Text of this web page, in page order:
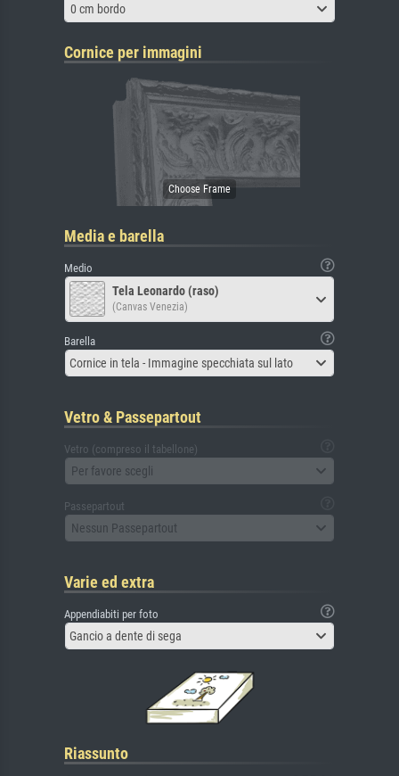
0 cm bordo
Cornice per immagini
Media e barella
Medio
Tela Leonardo (raso)
(Canvas Venezia)
Barella
Cornice in tela - Immagine specchiata sul lato
Vetro & Passepartout
Vetro (compreso il tabellone)
Per favore scegli
Passepartout
Nessun Passepartout
Varie ed extra
Appendiabiti per foto
Gancio a dente di sega
Riassunto